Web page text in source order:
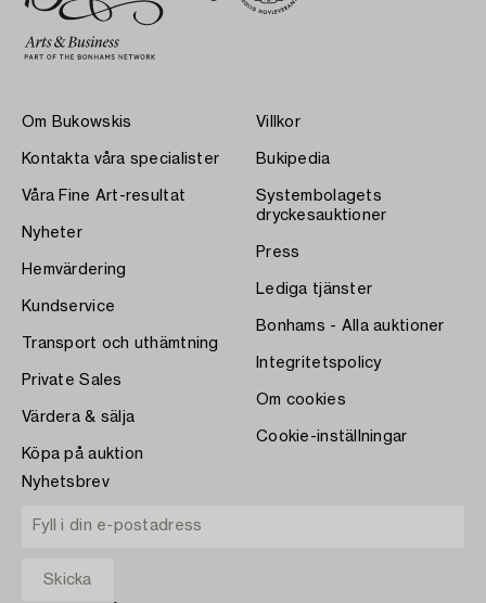
Om Bukowskis
Kontakta våra specialister
Våra Fine Art-resultat
Nyheter
Hemvärdering
Kundservice
Transport och uthämtning
Private Sales
Värdera & sälja
Köpa på auktion
Villkor
Bukipedia
Systembolagets
dryckesauktioner
Press
Lediga tjänster
Bonhams - Alla auktioner
Integritetspolicy
Om cookies
Cookie-inställningar
Nyhetsbrev